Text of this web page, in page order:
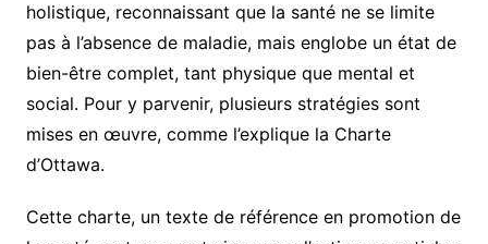
holistique, reconnaissant que la santé ne se limite
pas à l’absence de maladie, mais englobe un état de
bien-être complet, tant physique que mental et
social. Pour y parvenir, plusieurs stratégies sont
mises en œuvre, comme l’explique la Charte
d’Ottawa.
Cette charte, un texte de référence en promotion de